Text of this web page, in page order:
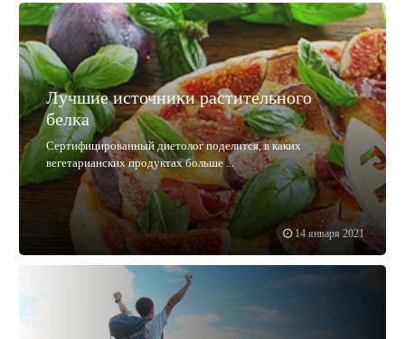
Лучшие источники растительного
белка
Сертифицированный диетолог поделится, в каких
вегетарианских продуктах больше ...
14 января 2021